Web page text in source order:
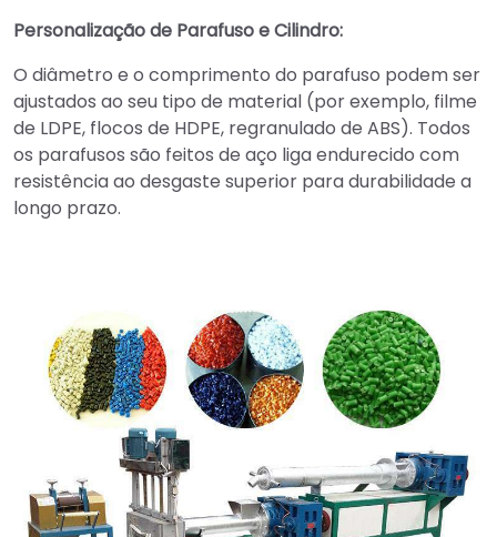
Personalização de Parafuso e Cilindro:
O diâmetro e o comprimento do parafuso podem ser
ajustados ao seu tipo de material (por exemplo, filme
de LDPE, flocos de HDPE, regranulado de ABS). Todos
os parafusos são feitos de aço liga endurecido com
resistência ao desgaste superior para durabilidade a
longo prazo.